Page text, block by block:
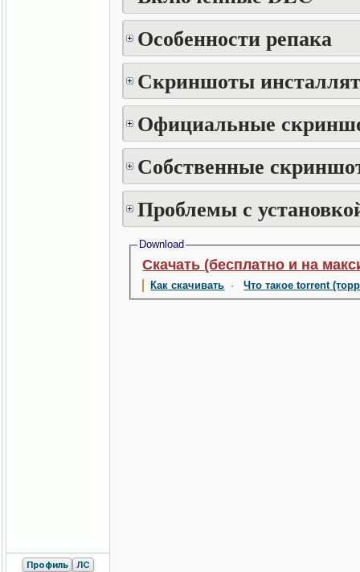
Особенности репака
Скриншоты
Официальные
Собственные
Проблемы с
Download
Скачать (бесплатно и на
Как скачивать ·Что такое torrent
Профиль ЛС